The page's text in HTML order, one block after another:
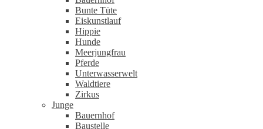
Bunte Tüte
Eiskunstlauf
Hippie
Hunde
Meerjungfrau
Pferde
Unterwasserwelt
Waldtiere
Zirkus
Junge
Bauernhof
Baustelle